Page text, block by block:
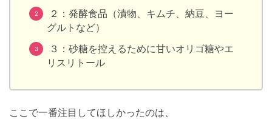
２：発酵食品（漬物、キムチ、納豆、ヨー
グルトなど）
３：砂糖を控えるために甘いオリゴ糖やエ
リスリトール
ここで一番注目してほしかったのは、